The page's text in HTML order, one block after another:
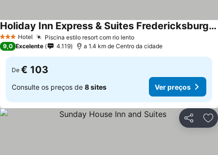
3 EstrelasHotel Piscina estilo resort com rio lento
Holiday Inn Express & Suites Fredericksburg By Ihg
9,0 Excelente 4.119 a 1.4 km de Centro da cidade
De € 103
Consulte os preços de 8 sites Ver preços
Partilhar